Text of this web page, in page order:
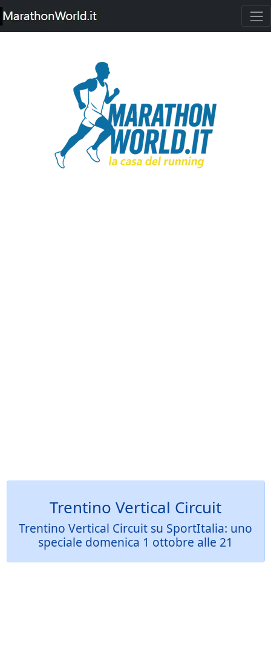
Trentino Vertical Circuit
Trentino Vertical Circuit su SportItalia: uno
speciale domenica 1 ottobre alle 21